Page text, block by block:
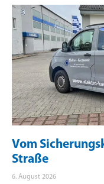
Vom
Straße
6. August 2026